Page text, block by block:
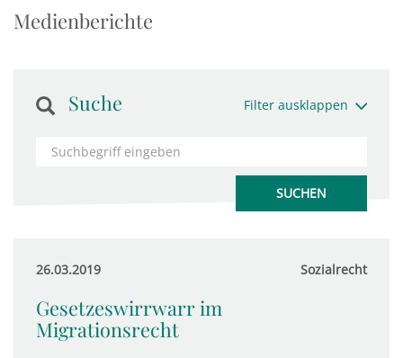
Medienberichte
Suche Filter ausklappen
26.03.2019 Sozialrecht
Gesetzeswirrwarr im
Migrationsrecht